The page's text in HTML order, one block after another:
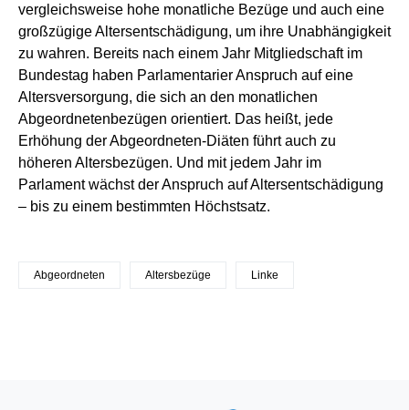
vergleichsweise hohe monatliche Bezüge und auch eine
großzügige Altersentschädigung, um ihre Unabhängigkeit
zu wahren. Bereits nach einem Jahr Mitgliedschaft im
Bundestag haben Parlamentarier Anspruch auf eine
Altersversorgung, die sich an den monatlichen
Abgeordnetenbezügen orientiert. Das heißt, jede
Erhöhung der Abgeordneten-Diäten führt auch zu
höheren Altersbezügen. Und mit jedem Jahr im
Parlament wächst der Anspruch auf Altersentschädigung
– bis zu einem bestimmten Höchstsatz.
Abgeordneten Altersbezüge Linke